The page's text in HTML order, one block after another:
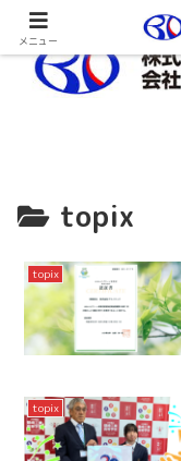
topix
topix
topix
メニュー